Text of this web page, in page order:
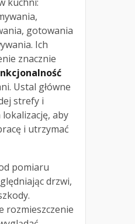
gotowania
Ich
znacznie
Ustal główne
strefy i
aby
i utrzymać
pomiaru
drzwi,
rozmieszczenie